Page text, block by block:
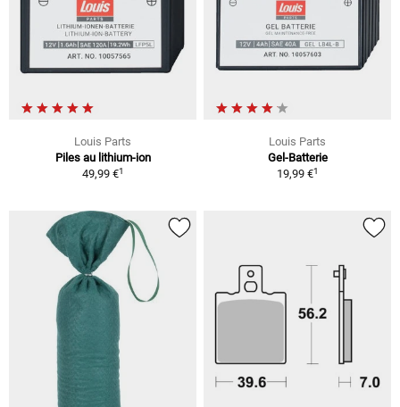
Louis Parts
Piles au lithium-ion
49,99 €1
Louis Parts
Gel-Batterie
19,99 €1